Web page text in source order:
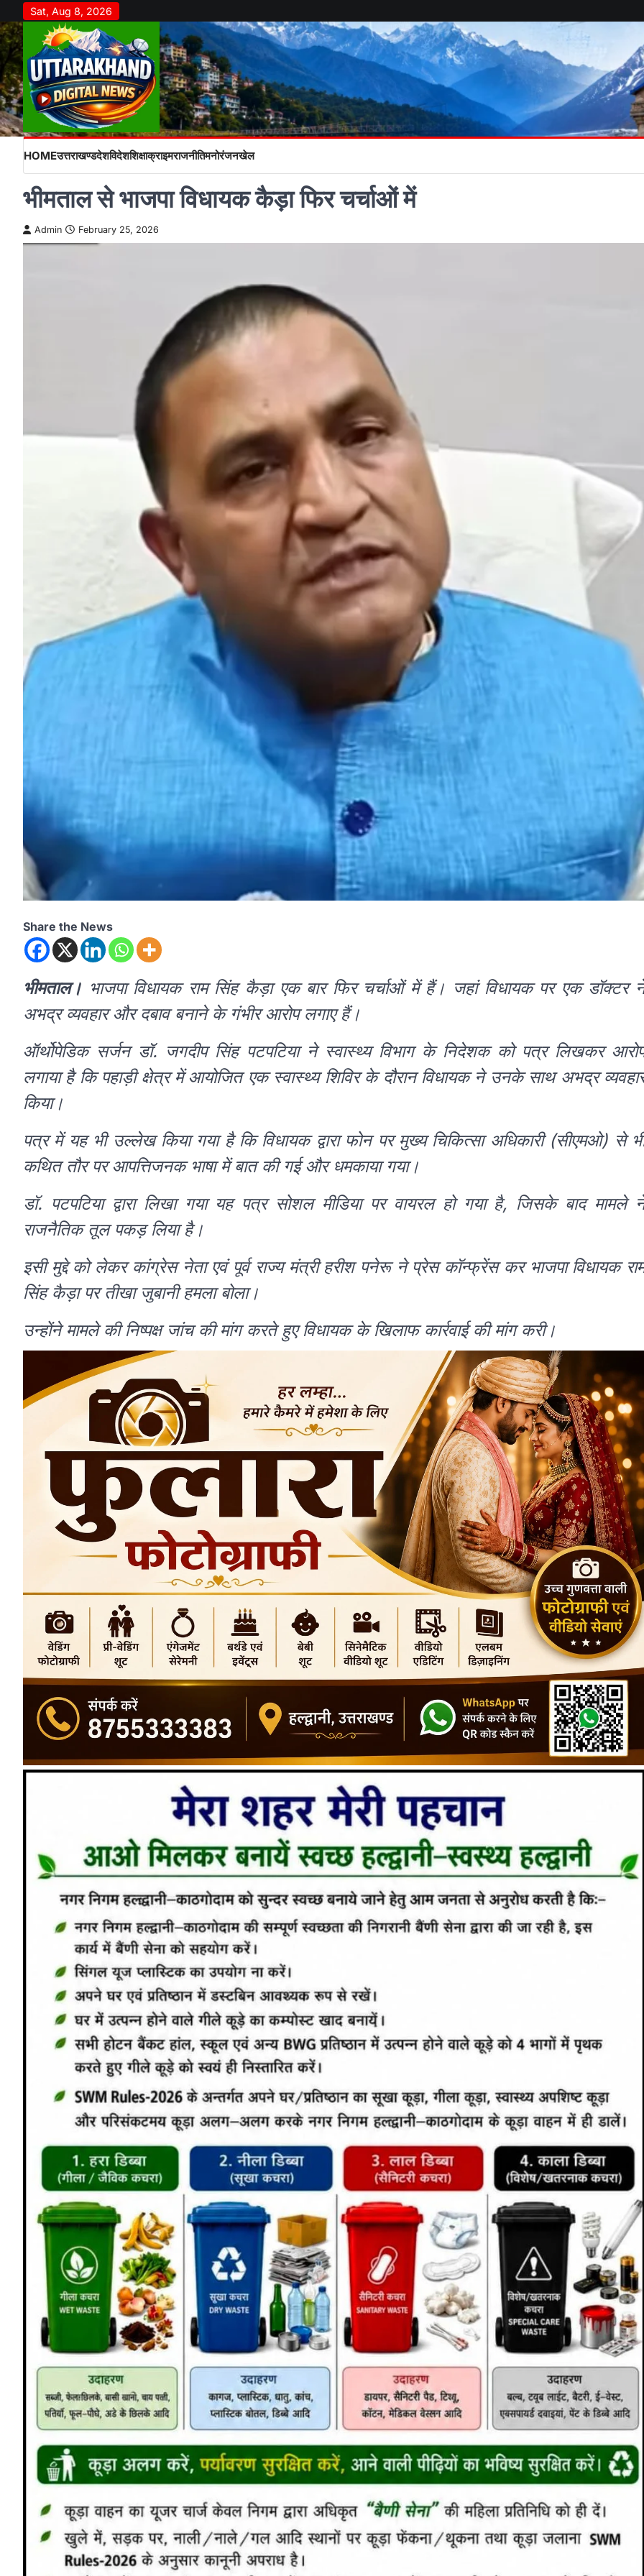
to
content
Sat, Aug 8, 2026
HOMEउत्तराखण्डदेशविदेशशिक्षाक्राइमराजनीतिमनोरंजनखेल
भीमताल से भाजपा विधायक कैड़ा फिर चर्चाओं में
Admin February 25, 2026
Share the News
भीमताल। भाजपा विधायक राम सिंह कैड़ा एक बार फिर चर्चाओं में हैं। जहां विधायक पर एक डॉक्टर
अभद्र व्यवहार और दबाव बनाने के गंभीर आरोप लगाए हैं।
ऑर्थोपेडिक सर्जन डॉ. जगदीप सिंह पटपटिया ने स्वास्थ्य विभाग के निदेशक को पत्र लिखकर
लगाया है कि पहाड़ी क्षेत्र में आयोजित एक स्वास्थ्य शिविर के दौरान विधायक ने उनके साथ अभद्र
किया।
पत्र में यह भी उल्लेख किया गया है कि विधायक द्वारा फोन पर मुख्य चिकित्सा अधिकारी (सीएमओ) से
कथित तौर पर आपत्तिजनक भाषा में बात की गई और धमकाया गया।
डॉ. पटपटिया द्वारा लिखा गया यह पत्र सोशल मीडिया पर वायरल हो गया है, जिसके बाद मामले
राजनैतिक तूल पकड़ लिया है।
इसी मुद्दे को लेकर कांग्रेस नेता एवं पूर्व राज्य मंत्री हरीश पनेरू ने प्रेस कॉन्फ्रेंस कर भाजपा विधायक
सिंह कैड़ा पर तीखा जुबानी हमला बोला।
उन्होंने मामले की निष्पक्ष जांच की मांग करते हुए विधायक के खिलाफ कार्रवाई की मांग करी।